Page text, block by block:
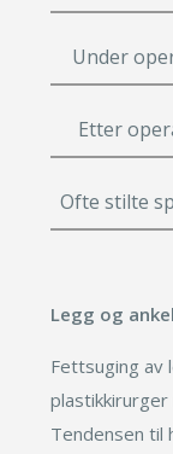
Under
Etter
Ofte stilte
Legg og ankel
Fettsuging av
Tendensen til